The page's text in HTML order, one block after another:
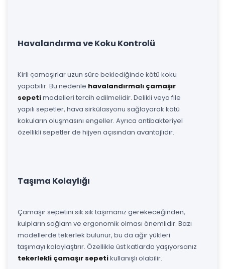
Havalandırma ve Koku Kontrolü
Kirli çamaşırlar uzun süre beklediğinde kötü koku
yapabilir. Bu nedenle havalandırmalı çamaşır
sepetimodelleri tercih edilmelidir. Delikli veya file
yapılı sepetler, hava sirkülasyonu sağlayarak kötü
kokuların oluşmasını engeller. Ayrıca antibakteriyel
özellikli sepetler de hijyen açısından avantajlıdır.
Taşıma Kolaylığı
Çamaşır sepetini sık sık taşımanız gerekeceğinden,
kulpların sağlam ve ergonomik olması önemlidir. Bazı
modellerde tekerlek bulunur, bu da ağır yükleri
taşımayı kolaylaştırır. Özellikle üst katlarda yaşıyorsanız
tekerlekli çamaşır sepetikullanışlı olabilir.